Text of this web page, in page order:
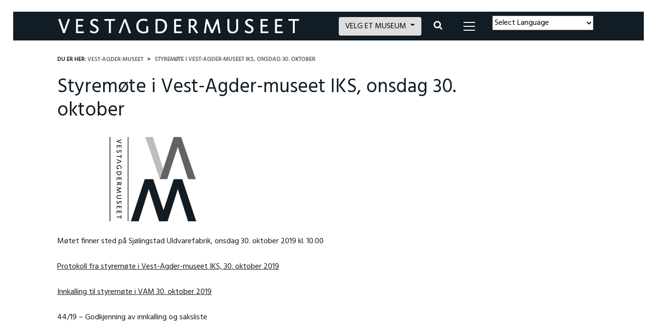
VELG ET MUSEUM
DU ER HER:VEST-AGDER-MUSEET STYREMØTE I VEST-AGDER-MUSEET IKS, ONSDAG 30. OKTOBER
Styremøte i Vest-Agder-museet IKS, onsdag 30.
oktober
Møtet finner sted på Sjølingstad Uldvarefabrik, onsdag 30. oktober 2019 kl. 10.00
Protokoll fra styremøte i Vest-Agder-museet IKS, 30. oktober 2019
Innkalling til styremøte i VAM 30. oktober 2019
44/19 – Godkjenning av innkalling og saksliste